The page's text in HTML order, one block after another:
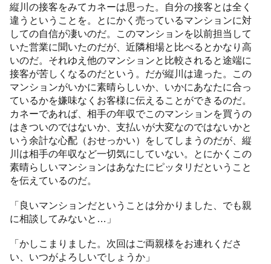
縦川の接客をみてカネーは思った。自分の接客とは全く
違うということを。とにかく売っているマンションに対
しての自信が凄いのだ。このマンションを以前担当して
いた営業に聞いたのだが、近隣相場と比べるとかなり高
いのだ。それゆえ他のマンションと比較されると途端に
接客が苦しくなるのだという。だが縦川は違った。この
マンションがいかに素晴らしいか、いかにあなたに合っ
ているかを嫌味なくお客様に伝えることができるのだ。
カネーであれば、相手の年収でこのマンションを買うの
はきついのではないか、支払いが大変なのではないかと
いう余計な心配（おせっかい）をしてしまうのだが、縦
川は相手の年収など一切気にしていない。とにかくこの
素晴らしいマンションはあなたにピッタリだということ
を伝えているのだ。
「良いマンションだということは分かりました、でも親
に相談してみないと…」
「かしこまりました。次回はご両親様をお連れくださ
い、いつがよろしいでしょうか」